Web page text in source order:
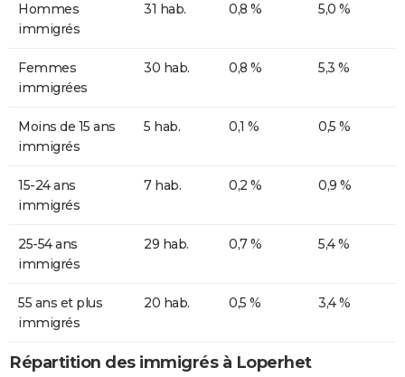
Hommes
immigrés
31 hab. 0,8 % 5,0 %
Femmes
immigrées
30 hab. 0,8 % 5,3 %
Moins de 15 ans
immigrés
5 hab. 0,1 % 0,5 %
15-24 ans
immigrés
7 hab. 0,2 % 0,9 %
25-54 ans
immigrés
29 hab. 0,7 % 5,4 %
55 ans et plus
immigrés
20 hab. 0,5 % 3,4 %
Répartition des immigrés à Loperhet